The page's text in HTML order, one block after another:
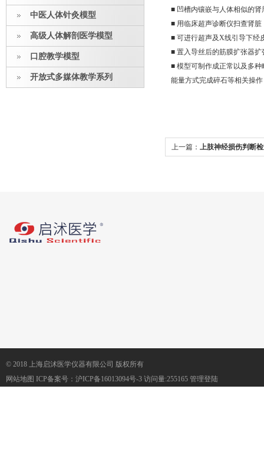
中医人体针灸模型
高级人体解剖医学模型
口腔教学模型
开放式多媒体教学系列
■ 凹槽内镶嵌与人体相似的
■ 用临床超声诊断仪扫查肾
■ 可进行超声及X线引导下经
■ 置入导丝后的筋膜扩张器
■ 模型可制作成正常以及多
能量方式完成碎石等相关操
上一篇： 上肢神经损伤判断
© 2018 上海启沭医学仪器有限公司 版权所有
网站地图 ICP备案号： 沪ICP备16013094号-3 访问量:255165 管理登陆